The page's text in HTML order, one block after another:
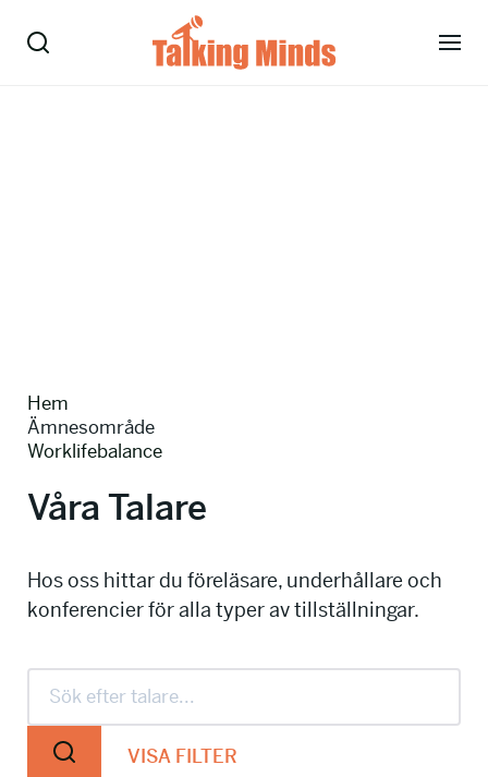
Kontakt
08-38 15 15
info@talkingminds.se
Hem
Ämnesområde
Worklifebalance
Våra Talare
Hos oss hittar du föreläsare, underhållare och
konferencier för alla typer av tillställningar.
VISA FILTER